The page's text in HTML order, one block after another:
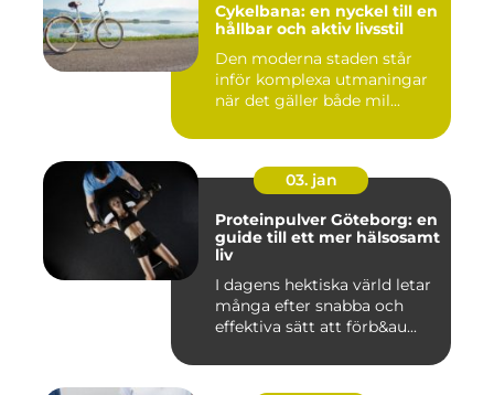
Cykelbana: en nyckel till en
hållbar och aktiv livsstil
Den moderna staden står
inför komplexa utmaningar
när det gäller både mil...
03. jan
Proteinpulver Göteborg: en
guide till ett mer hälsosamt
liv
I dagens hektiska värld letar
många efter snabba och
effektiva sätt att förb&au...